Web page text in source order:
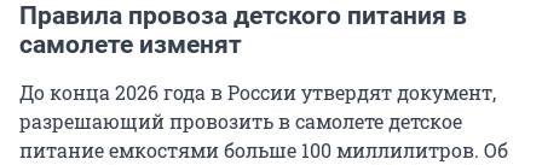
Правила провоза детского питания в
самолете изменят
До конца 2026 года в России утвердят документ,
разрешающий провозить в самолете детское
питание емкостями больше 100 миллилитров. Об